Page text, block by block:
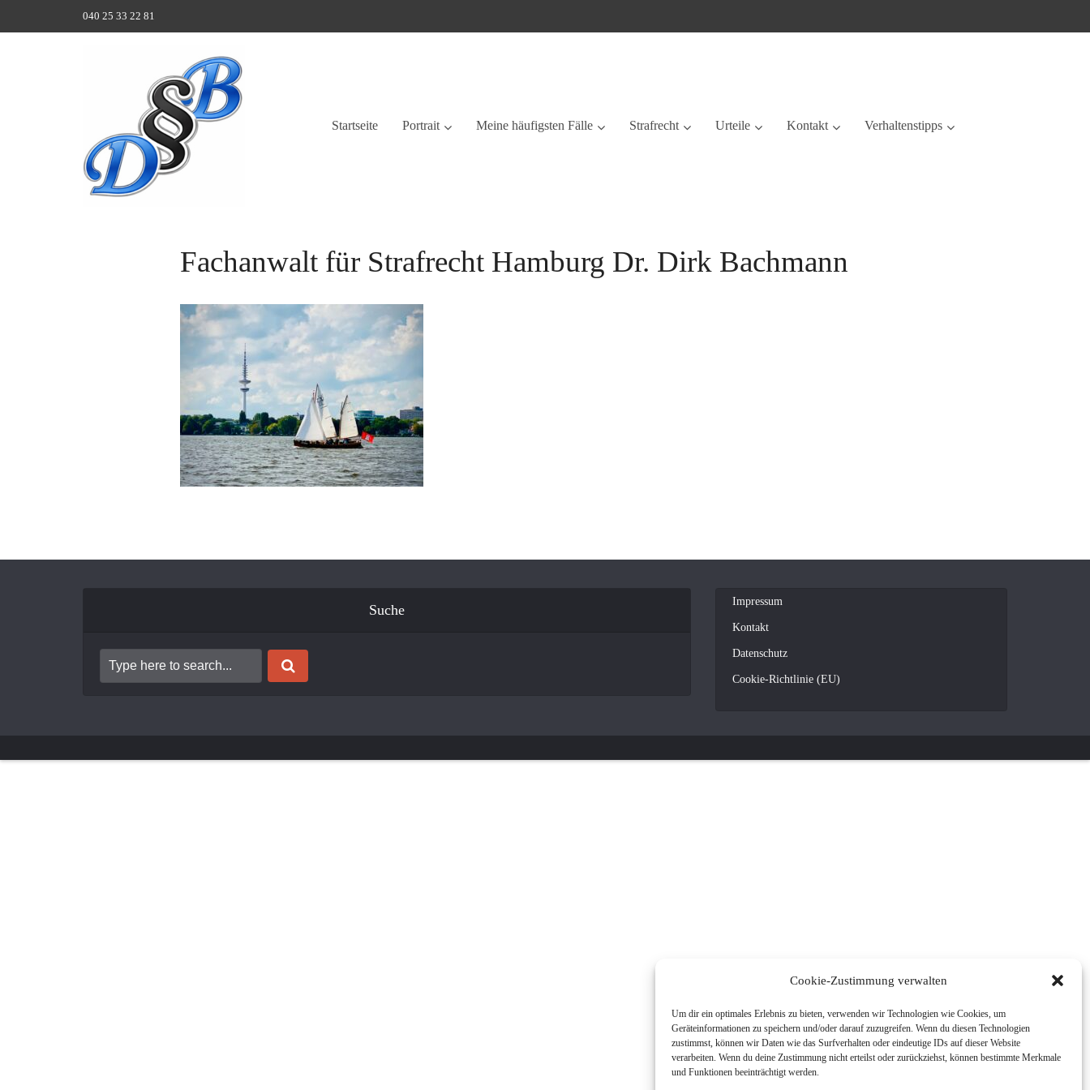
Cookie-Zustimmung verwalten
Um dir ein optimales Erlebnis zu bieten, verwenden wir Technologien wie Cookies, um
Geräteinformationen zu speichern und/oder darauf zuzugreifen. Wenn du diesen Technologien
zustimmst, können wir Daten wie das Surfverhalten oder eindeutige IDs auf dieser Website
verarbeiten. Wenn du deine Zustimmung nicht erteilst oder zurückziehst, können bestimmte Merkmale
und Funktionen beeinträchtigt werden.
040 25 33 22 81
Startseite Portrait Meine häufigsten Fälle Strafrecht Urteile Kontakt Verhaltenstipps
Fachanwalt für Strafrecht Hamburg Dr. Dirk Bachmann
Suche
Impressum
Kontakt
Datenschutz
Cookie-Richtlinie (EU)